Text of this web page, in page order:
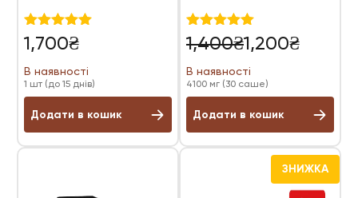
Оцінено в
5.00
1,700₴
В наявності
1 шт (до 15 днів)
Додати в кошик
Оцінено в
5.00
1,400₴
Оригінальна
1,400₴.
1,200₴
Поточна
1,200₴.
В наявності
4100 мг (30 саше)
Додати в кошик
ЗНИЖКА